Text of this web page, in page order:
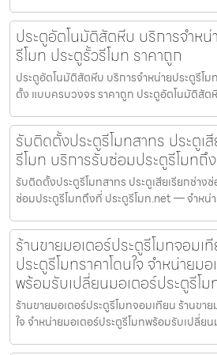
ประตูอัตโนมัติสัตหีบ บริการจำหน่
รีโมท ประตูรั้วรีโมท ราคาถูก
ประตูอัตโนมัติสัตหีบ บริการจำหน่ายประตูรีโม
ตั้ง แบบครบวงจร ราคาถูก ประตูอัตโนมัติสัต
รับติดตั้งประตูรีโมทสาทร ประตูเ
รีโมท บริการรับซ่อมประตูรีโมทถึ
รับติดตั้งประตูรีโมทสาทร ประตูเสียเรียกช่าง
ซ่อมประตูรีโมทถึงที่ ประตูรีโมท.net — จำหน่า
ร้านขายมอเตอร์ประตูรีโมทจอมเ
ประตูรีโมทราคาโดนใจ จำหน่ายม
พร้อมรับเปลี่ยนมอเตอร์ประตูรีโ
ร้านขายมอเตอร์ประตูรีโมทจอมเทียน ร้านขา
ใจ จำหน่ายมอเตอร์ประตูรีโมทพร้อมรับเปลี่ย